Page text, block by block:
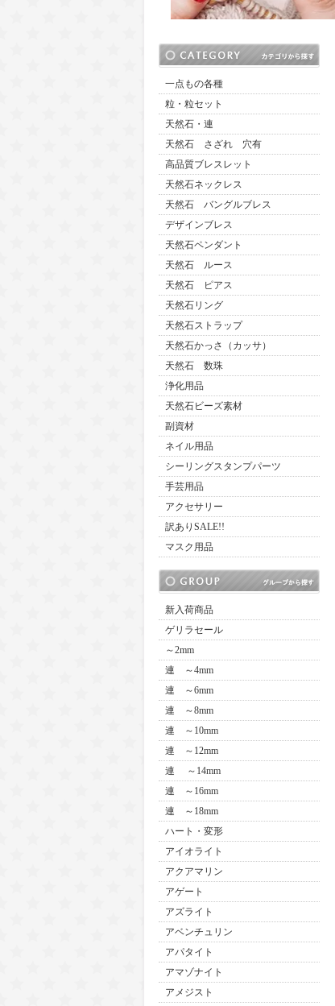
一点もの各種
粒・粒セット
天然石・連
天然石 さざれ 穴有
高品質ブレスレット
天然石ネックレス
天然石 バングルブレス
デザインブレス
天然石ペンダント
天然石 ルース
天然石 ピアス
天然石リング
天然石ストラップ
天然石かっさ（カッサ）
天然石 数珠
浄化用品
天然石ビーズ素材
副資材
ネイル用品
シーリングスタンプパーツ
手芸用品
アクセサリー
訳ありSALE!!
マスク用品
新入荷商品
ゲリラセール
～2mm
連 ～4mm
連 ～6mm
連 ～8mm
連 ～10mm
連 ～12mm
連 ～14mm
連 ～16mm
連 ～18mm
ハート・変形
アイオライト
アクアマリン
アゲート
アズライト
アベンチュリン
アパタイト
アマゾナイト
アメジスト